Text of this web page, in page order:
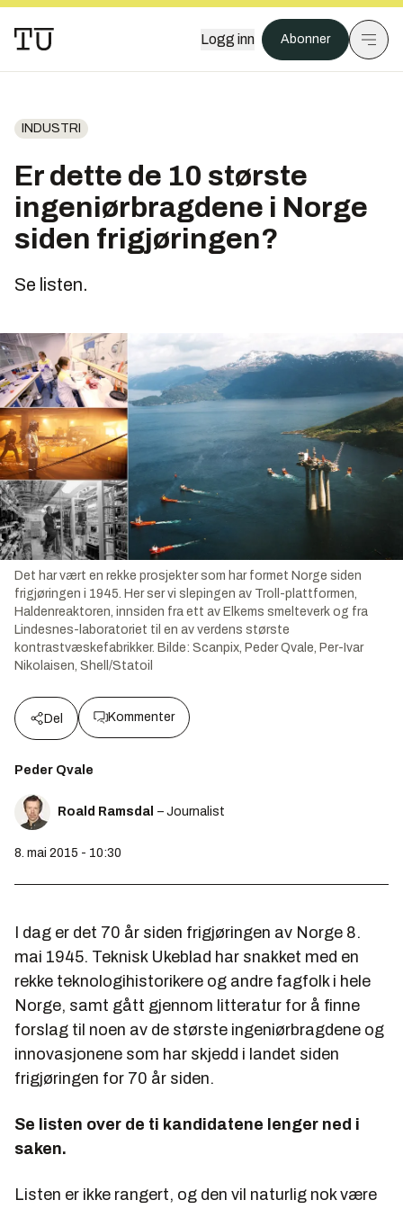
Logg inn Abonner
INDUSTRI
Er dette de 10 største
ingeniørbragdene i Norge
siden frigjøringen?
Se listen.
Det har vært en rekke prosjekter som har formet Norge siden
frigjøringen i 1945. Her ser vi slepingen av Troll-plattformen,
Haldenreaktoren, innsiden fra ett av Elkems smelteverk og fra
Lindesnes-laboratoriet til en av verdens største
kontrastvæskefabrikker. Bilde: Scanpix, Peder Qvale, Per-Ivar
Nikolaisen, Shell/Statoil
Del Kommenter
Peder Qvale
Roald Ramsdal – Journalist
8. mai 2015 - 10:30
I dag er det 70 år siden frigjøringen av Norge 8.
mai 1945. Teknisk Ukeblad har snakket med en
rekke teknologihistorikere og andre fagfolk i hele
Norge, samt gått gjennom litteratur for å finne
forslag til noen av de største ingeniørbragdene og
innovasjonene som har skjedd i landet siden
frigjøringen for 70 år siden.
Se listen over de ti kandidatene lenger ned i
saken.
Listen er ikke rangert, og den vil naturlig nok være